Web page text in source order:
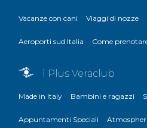
Vacanze con cani Viaggi di nozze
Aeroporti sud Italia Come
i Plus Veraclub
Made in Italy Bambini e ragazzi
Appuntamenti Speciali